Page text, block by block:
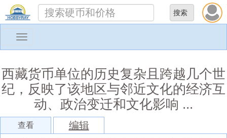
Toggle
西藏货币单位的历史复杂且跨越几个世
纪，反映了该地区与邻近文化的经济互
动、政治变迁和文化影响 ...
查看 编辑